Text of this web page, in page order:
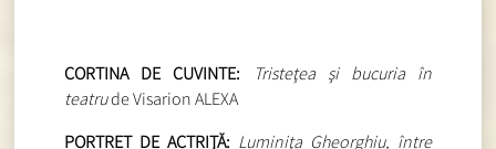
CORTINA DE CUVINTE:
Tristeţea şi bucuria în
teatrude Visarion ALEXA
PORTRET DE ACTRIŢĂ: Luminiţa Gheorghiu, între